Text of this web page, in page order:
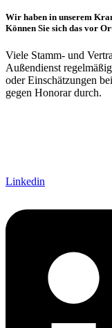
Wir haben in unserem
Können Sie sich das vor
Viele Stamm- und
Außendienst
oder Einschätzungen
gegen Honorar durch.
Linkedin